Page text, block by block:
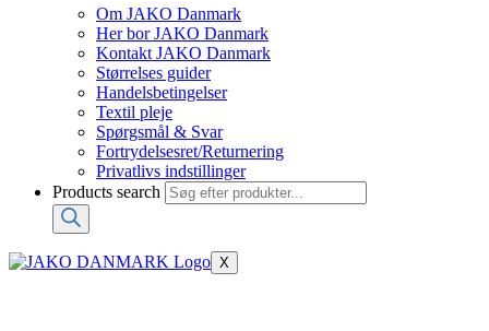
Om JAKO Danmark
Her bor JAKO Danmark
Kontakt JAKO Danmark
Størrelses guider
Handelsbetingelser
Textil pleje
Spørgsmål & Svar
Fortrydelsesret/Returnering
Privatlivs indstillinger
Products search
X